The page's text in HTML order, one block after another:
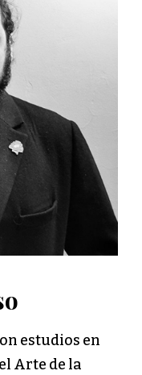
estudios en
Arte de la